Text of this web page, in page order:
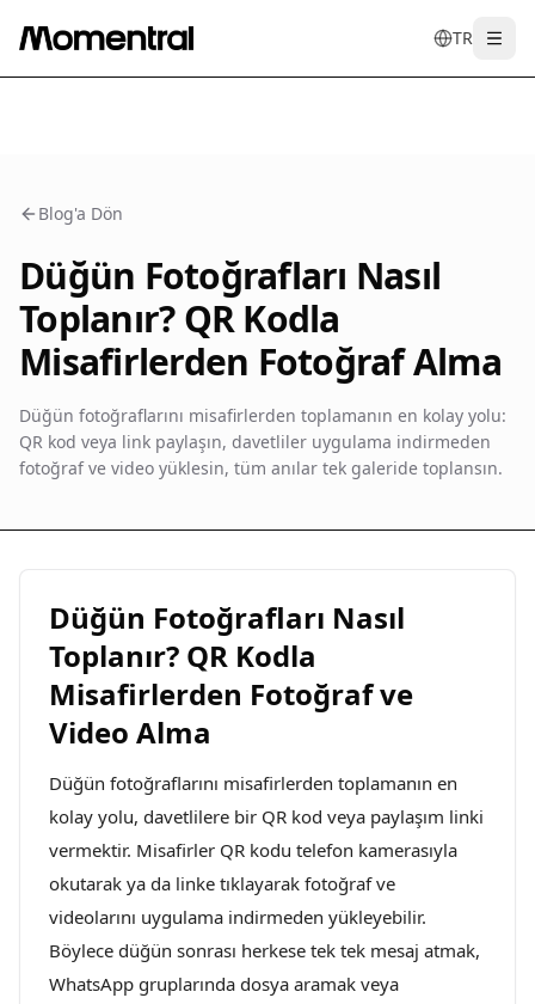
TR
entrdees
Blog'a Dön
Düğün Fotoğrafları Nasıl
Toplanır? QR Kodla
Misafirlerden Fotoğraf Alma
Düğün fotoğraflarını misafirlerden toplamanın en kolay yolu:
QR kod veya link paylaşın, davetliler uygulama indirmeden
fotoğraf ve video yüklesin, tüm anılar tek galeride toplansın.
Düğün Fotoğrafları Nasıl
Toplanır? QR Kodla
Misafirlerden Fotoğraf ve
Video Alma
Düğün fotoğraflarını misafirlerden toplamanın en
kolay yolu, davetlilere bir QR kod veya paylaşım linki
vermektir. Misafirler QR kodu telefon kamerasıyla
okutarak ya da linke tıklayarak fotoğraf ve
videolarını uygulama indirmeden yükleyebilir.
Böylece düğün sonrası herkese tek tek mesaj atmak,
WhatsApp gruplarında dosya aramak veya